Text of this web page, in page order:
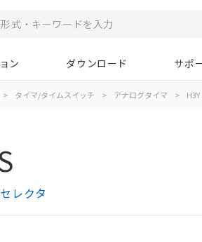
ン ダウンロード サポ
> タイマ/タイムスイッチ > アナログタイマ > H3Y
レクタ